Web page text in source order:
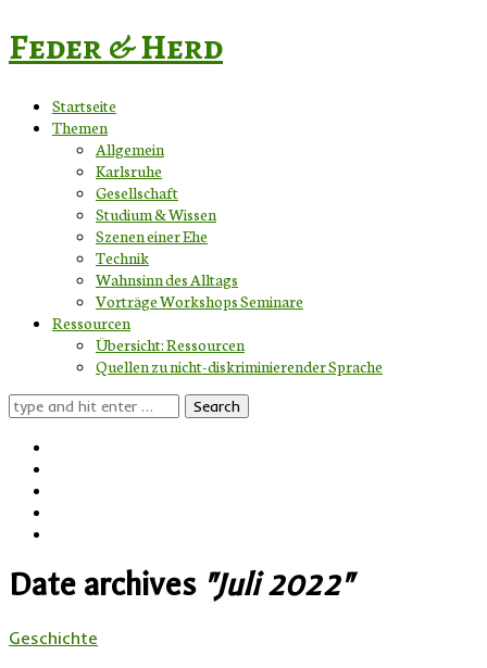
Feder & Herd
Startseite
Themen
Allgemein
Karlsruhe
Gesellschaft
Studium & Wissen
Szenen einer Ehe
Technik
Wahnsinn des Alltags
Vorträge Workshops Seminare
Ressourcen
Übersicht: Ressourcen
Quellen zu nicht-diskriminierender Sprache
Search
for:
Date archives "Juli 2022"
Geschichte